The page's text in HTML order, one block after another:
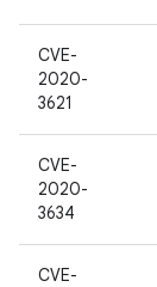
CVE-
2020-
3621
CVE-
2020-
3634
CVE-